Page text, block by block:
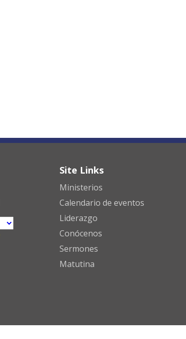
Site Links
Ministerios
Calendario de eventos
Liderazgo
Conócenos
Sermones
Matutina